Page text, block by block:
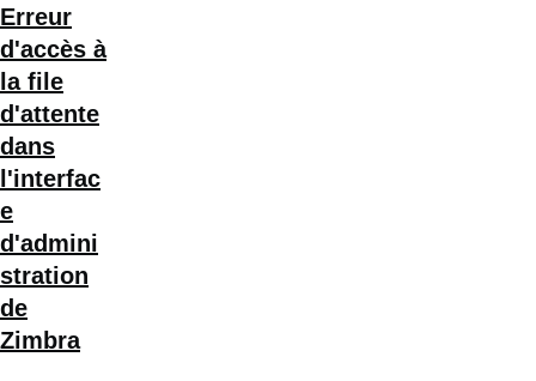
Erreur
d'accès à
la file
d'attente
dans
l'interfac
e
d'admini
stration
de
Zimbra